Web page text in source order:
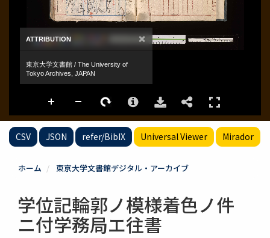
CSV JSON refer/BibIX Universal Viewer Mirador
ホーム 東京大学文書館デジタル・アーカイブ
学位記輪郭ノ模様着色ノ件
ニ付学務局エ往書